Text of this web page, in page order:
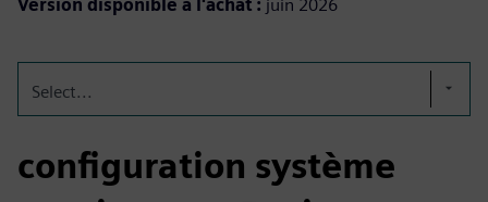
Version disponible à l'achat : juin 2026
Select...
configuration système